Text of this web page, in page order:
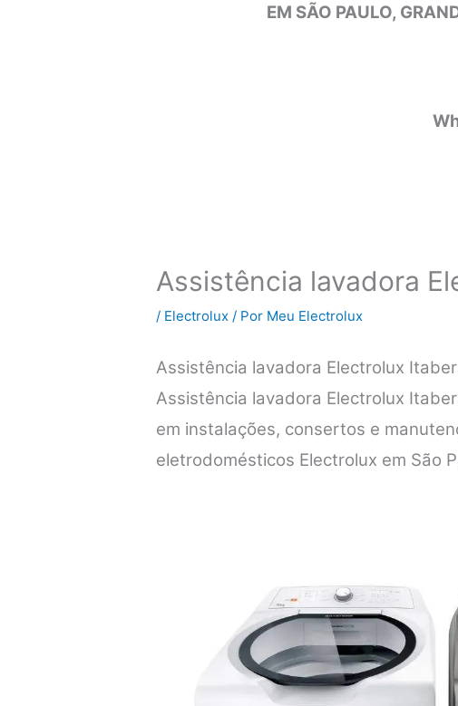
EM SÃO PAULO,
Assistência lavadora
/ Electrolux / Por Meu Electrolux
Assistência lavadora Electrolux
Assistência lavadora Electrolux
em instalações, consertos e
eletrodomésticos Electrolux em São